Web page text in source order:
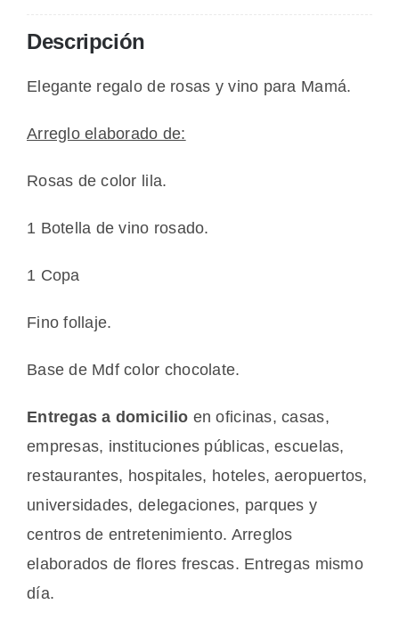
Descripción
Elegante regalo de rosas y vino para Mamá.
Arreglo elaborado de:
Rosas de color lila.
1 Botella de vino rosado.
1 Copa
Fino follaje.
Base de Mdf color chocolate.
Entregas a domicilio en oficinas, casas,
empresas, instituciones públicas, escuelas,
restaurantes, hospitales, hoteles, aeropuertos,
universidades, delegaciones, parques y
centros de entretenimiento. Arreglos
elaborados de flores frescas. Entregas mismo
día.